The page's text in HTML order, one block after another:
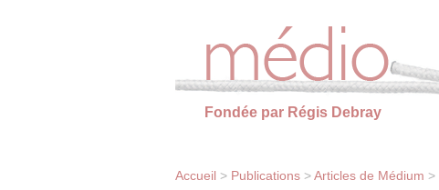
Fondée par Régis Debray
Accueil > Publications >Articles de Médium >